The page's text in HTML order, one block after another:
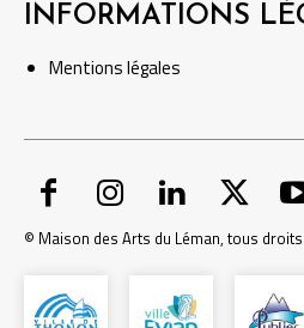
INFORMATIONS
Mentionslégales
© Maison des Arts du Léman, tous